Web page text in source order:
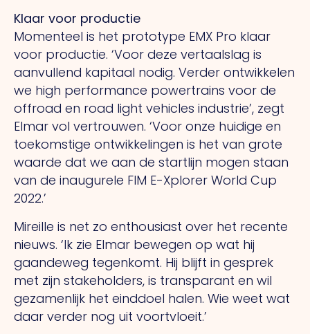
Klaar voor productie
Momenteel is het prototype EMX Pro klaar
voor productie. ‘Voor deze vertaalslag is
aanvullend kapitaal nodig. Verder ontwikkelen
we high performance powertrains voor de
offroad en road light vehicles industrie’, zegt
Elmar vol vertrouwen. ‘Voor onze huidige en
toekomstige ontwikkelingen is het van grote
waarde dat we aan de startlijn mogen staan
van de inaugurele FIM E-Xplorer World Cup
2022.’
Mireille is net zo enthousiast over het recente
nieuws. ‘Ik zie Elmar bewegen op wat hij
gaandeweg tegenkomt. Hij blijft in gesprek
met zijn stakeholders, is transparant en wil
gezamenlijk het einddoel halen. Wie weet wat
daar verder nog uit voortvloeit.’